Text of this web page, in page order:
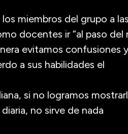
miembros del grupo a las
docentes ir “al paso del
evitamos confusiones
a sus habilidades el
si no logramos
no sirve de nada